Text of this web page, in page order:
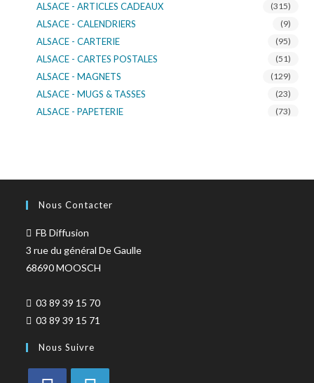
ALSACE - ARTICLES CADEAUX (315)
ALSACE - CALENDRIERS (9)
ALSACE - CARTERIE (95)
ALSACE - CARTES POSTALES (51)
ALSACE - MAGNETS (129)
ALSACE - MUGS & TASSES (23)
ALSACE - PAPETERIE (73)
Nous Contacter
FB Diffusion
3 rue du général De Gaulle
68690 MOOSCH
03 89 39 15 70
03 89 39 15 71
Nous Suivre